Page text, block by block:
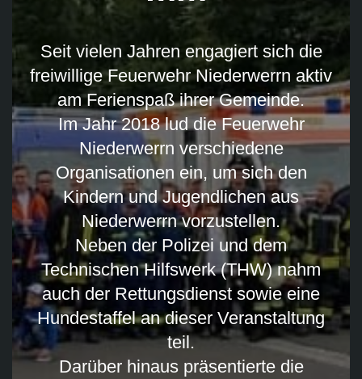
Seit vielen Jahren engagiert sich die
freiwillige Feuerwehr Niederwerrn aktiv
am Ferienspaß ihrer Gemeinde.
Im Jahr 2018 lud die Feuerwehr
Niederwerrn verschiedene
Organisationen ein, um sich den
Kindern und Jugendlichen aus
Niederwerrn vorzustellen.
Neben der Polizei und dem
Technischen Hilfswerk (THW) nahm
auch der Rettungsdienst sowie eine
Hundestaffel an dieser Veranstaltung
teil.
Darüber hinaus präsentierte die